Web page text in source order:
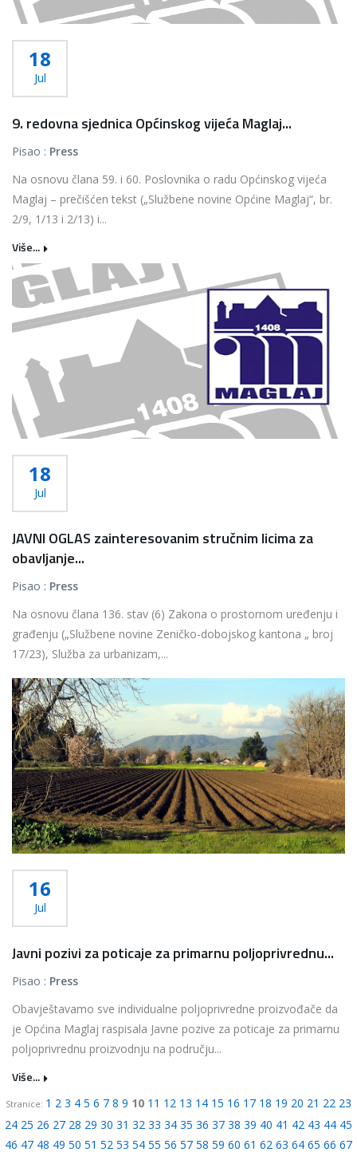
18
Jul
9. redovna sjednica Općinskog vijeća Maglaj...
Pisao : Press
Na osnovu člana 59. i 60. Poslovnika o radu Općinskog vijeća
Maglaj – prečišćen tekst („Službene novine Općine Maglaj“, br.
2/9, 1/13 i 2/13) i...
Više...
18
Jul
JAVNI OGLAS zainteresovanim stručnim licima za
obavljanje...
Pisao : Press
Na osnovu člana 136. stav (6) Zakona o prostornom uređenju i
građenju („Službene novine Zeničko-dobojskog kantona „ broj
17/23), Služba za urbanizam,...
Više...
16
Jul
Javni pozivi za poticaje za primarnu poljoprivrednu...
Pisao : Press
Obavještavamo sve individualne poljoprivredne proizvođače da
je Općina Maglaj raspisala Javne pozive za poticaje za primarnu
poljoprivrednu proizvodnju na području...
Više...
Stranice: 1 2 3 4 5 6 7 8 9 10 11 12 13 14 15 16 17 18 19 20 21 22 23
24 25 26 27 28 29 30 31 32 33 34 35 36 37 38 39 40 41 42 43 44 45
46 47 48 49 50 51 52 53 54 55 56 57 58 59 60 61 62 63 64 65 66 67